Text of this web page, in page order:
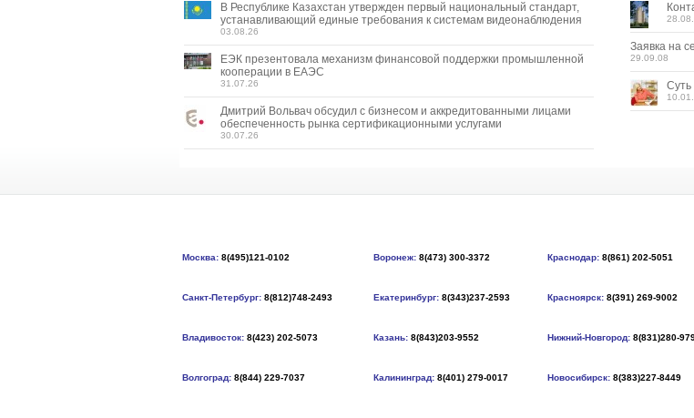
В Республике Казахстан утвержден первый национальный стандарт,
устанавливающий единые требования к системам видеонаблюдения
03.08.26
ЕЭК презентовала механизм финансовой поддержки промышленной
кооперации в ЕАЭС
31.07.26
Дмитрий Вольвач обсудил с бизнесом и аккредитованными лицами
обеспеченность рынка сертификационными услугами
30.07.26
Заявка на
29.09.08
Суть
Москва: 8(495)121-0102 Воронеж: 8(473) 300-3372 Краснодар: 8(861) 202-5051
Санкт-Петербург: 8(812)748-2493 Екатеринбург: 8(343)237-2593 Красноярск: 8(391) 269-9002
Владивосток: 8(423) 202-5073 Казань: 8(843)203-9552 Нижний-Новгород: 8(831)280-
Волгоград: 8(844) 229-7037 Калининград: 8(401) 279-0017 Новосибирск: 8(383)227-8449